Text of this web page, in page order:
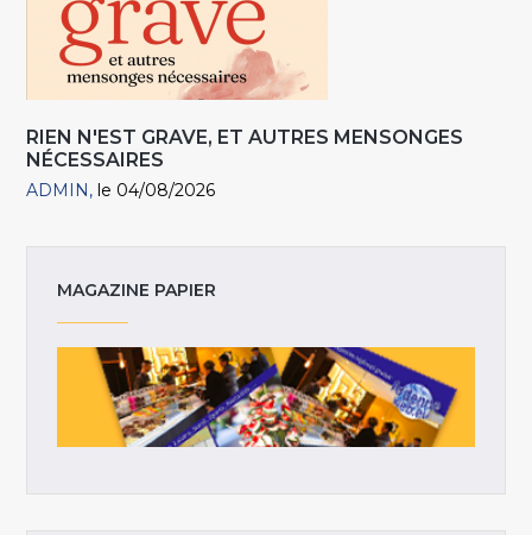
RIEN N'EST GRAVE, ET AUTRES MENSONGES
NÉCESSAIRES
ADMIN le 04/08/2026
MAGAZINE PAPIER